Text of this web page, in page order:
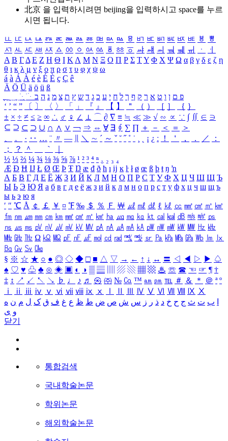
北京 을 입력하시려면 beijing을 입력하시고 space를 누르
시면 됩니다.
ㅥ ㅦ ㅧ ㅨ ㅩ ㅪ ㅫ ㅬ ㅭ ㅮ ㅯ ㅰ ㅱ ㅲ ㅳ ㅴ ㅵ ㅶ ㅷ ㅸ
ㅹ
ㅺ ㅻ ㅼ ㅽ ㅾ ㅿ ㆀ ㆁ ㆂ ㆃ ㆄ ㆅ ㆆ ㆇ ㆈ ㆉ ㆊ ㆋ ㆌ ㆍ
ㆎ
Α Β ΓΔ Ε Ζ Η Θ Ι ΚΛ Μ Ν Ξ Ο Π Ρ Σ ΤΥ Φ Χ Ψ Ω α β γ δ ε ζ η
θ ι κ λ μ ν ξ ο π ρ σ τ υ φ χ ψ ω
á à Á À é è É È ç Ç ê
Ä Ö Ü ä ö ü ß
ִֶֹ ֻּ ׁׂ פ ם ן ו ט א ר ק ף ך ל ח י ע כ ג ד ש ץ ת צ מ נ ה ב
‘ ’ “ ” 〔 〕 〈 〉 「 」 『 』 【 】 ＂ （ ） ［ ］ ｛ ｝
± × ÷ ≠ ≤ ≥ ∞ ∴ ♂ ♀ ∠ ⊥ ⌒ ∂ ∇ ≡ ≒ ≪ ≫ √ ∽ ∝ ∵ ∫ ∬ ∈ ∋
⊆ ⊇ ⊂ ⊃ ∪ ∩ ∧ ∨ ￢ ⇒ ⇔ ∀ ∃ ∮ ∑ ∏ ＋ － ＜ ＝
＞
、
。 · ‥ … ¨ 〃 ― ＼ ∼ ´ ～ ˇ ˘ ˝ ˚ ˙ ¸ ¡ ¿ ː ！ ＇ ， ． ／
：
；
？ ＾ ｀
½ ⅓ ⅔ ¼ ¾ ⅛ ⅜ ⅝ ⅞ ¹ ² ³ ⁴ ⁿ ₁ ₂ ₃ ₄
Æ Ð Ħ Ĳ Ł Ø Œ Þ Ŧ Ŋ æ đ ð ħ ı ĳ ĸ ŀ ł ø œ ß þ ŧ ŋ ŉ
А Б В Г Д Е Ё Ж З И Й К Л М Н О П Р С Т У Ф Х Ц Ч Ш Щ Ъ
Ы Ь Э Ю Я а б в г д е ё ж з и й к л м н о п р с т у ф х ц ч ш щ ъ
ы ь э ю я
′ ″ ℃ Å ￠ ￡ ￥ ¤ ℉ ‰ ＄ ％ Ｆ ￦ ㎕ ㎖ ㎗ ℓ ㎘ ㏄ ㎣ ㎤ ㎥ ㎦
㎙ ㎚ ㎛ ㎜ ㎝ ㎞ ㎟ ㎠ ㎡ ㎢ ㏊ ㎍ ㎎ ㎏ ㏏ ㎈ ㎉ ㏈ ㎧ ㎨ ㎰
㎱ ㎲ ㎳ ㎴ ㎵ ㎶ ㎷ ㎸ ㎹ ㎀ ㎁ ㎂ ㎃ ㎄ ㎺ ㎻ ㎽ ㎾ ㎿ ㎐ ㎑
㎒ ㎓ ㎔ Ω ㏀ ㏁ ㎊ ㎋ ㎌ ㏖ ㏅ ㎭ ㎮ ㎯ ㏛ ㎩ ㎪ ㎫ ㎬ ㏝ ㏐
㏓
㏃ ㏉ ㏜ ㏆
§ ※ ☆ ★ ○ ● ◎ ◇ ◆ □ ■ △ ▽ → ← ↑ ↓ ↔ 〓 ◁ ◀ ▷ ▶ ♤
♠ ♡ ♥ ♧ ♣ ⊙ ◈ ▣ ◐ ◑ ▒ ▤ ▨ ▧ ▦ ▩ ♨ ☏ ☎ ☜ ☞ ¶ †
‡ ↕ ↗ ↙ ↖ ↘ ♭ ♩ ♪ ♬ ㉿ ㈜ № ㏇ ™ ㏂ ㏘ ℡ ＃ ＆ ＊ ＠ ª º
ⅰ
ⅱ ⅲ ⅳ ⅴ ⅵ ⅶ ⅷ ⅸ ⅹ Ⅳ Ⅴ Ⅵ Ⅶ Ⅷ Ⅸ Ⅹ
ب ت ث ج ح خ د ذ ر ز س ش ص ض ط ظ ع غ ف ق ک ل م ن ه
و ی
닫기
통합검색
국내학술논문
학위논문
해외학술논문